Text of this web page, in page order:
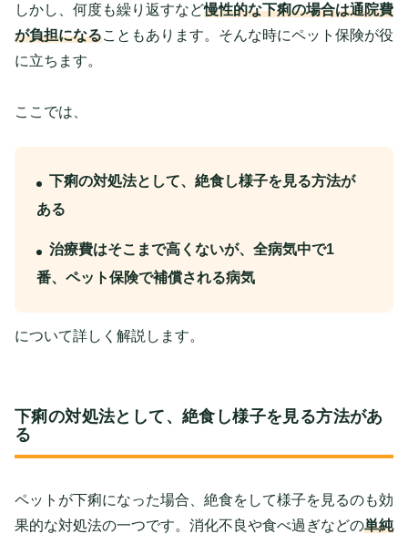
しかし、何度も繰り返すなど慢性的な下痢の場合は通院費
が負担になることもあります。そんな時にペット保険が役
に立ちます。
ここでは、
下痢の対処法として、絶食し様子を見る方法が
ある
治療費はそこまで高くないが、全病気中で1
番、ペット保険で補償される病気
について詳しく解説します。
下痢の対処法として、絶食し様子を見る方法があ
る
ペットが下痢になった場合、絶食をして様子を見るのも効
果的な対処法の一つです。消化不良や食べ過ぎなどの単純